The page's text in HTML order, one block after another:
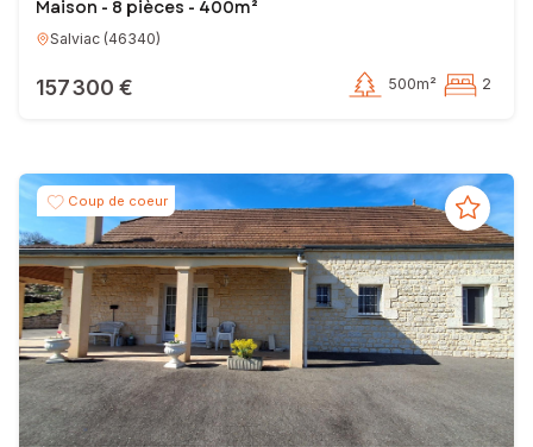
Maison - 8 pièces - 400m²
Salviac (46340)
157 300 € 500m² 2
Coup de coeur